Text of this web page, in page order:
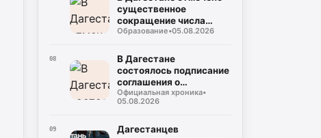
существенное
сокращение числа
случаев некорректного
Образование•05.08.2026
08
В Дагестане
состоялось подписание
соглашения о
совместном контроле
за предстоящими
Официальная хроника•
05.08.2026
09
Дагестанцев